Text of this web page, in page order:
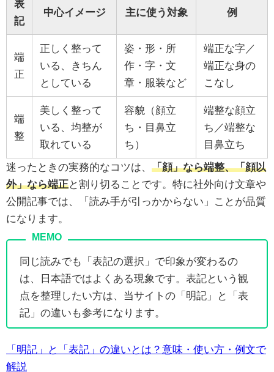
表
記
中心イメージ 主に使う対象 例
端
正
正しく整って
いる、きちん
としている
姿・形・所
作・字・文
章・服装など
端正な字／
端正な身の
こなし
端
整
美しく整って
いる、均整が
取れている
容貌（顔立
ち・目鼻立
ち）
端整な顔立
ち／端整な
目鼻立ち
迷ったときの実務的なコツは、 「顔」なら端整、「顔以
外」なら端正と割り切ることです。特に社外向け文章や
公開記事では、「読み手が引っかからない」ことが品質
になります。
同じ読みでも「表記の選択」で印象が変わるの
は、日本語ではよくある現象です。表記という観
点を整理したい方は、当サイトの「明記」と「表
記」の違いも参考になります。
「明記」と「表記」の違いとは？意味・使い方・例文で
解説